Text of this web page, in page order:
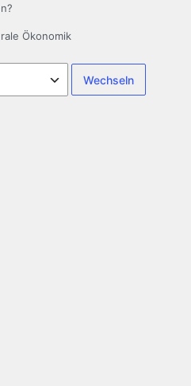
Ökonomik